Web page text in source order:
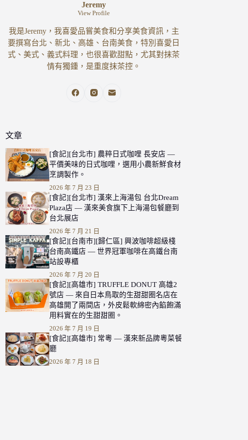
Jeremy
View Profile
我是Jeremy，我喜愛品嘗美食和分享美食資訊，主
要撰寫台北、新北、高雄、台南美食，特別喜愛日
式、美式、義式料理，也很喜歡甜點，尤其對抹茶
情有獨鍾，是重度抹茶控。
文章
[食記][台北市] 農粹日式咖哩 長安店 —
平價美味的日式咖哩，選用小農新鮮食材
烹調製作。
2026 年 7 月 23 日
[食記][台北市] 漢來上海湯包 台北Dream
Plaza店 — 漢來美食旗下上海湯包餐廳到
台北展店
2026 年 7 月 21 日
[食記][台南市][歸仁區] 興波咖啡超級棧
台南高鐵店 — 世界冠軍咖啡在高鐵台南
站設專櫃
2026 年 7 月 20 日
[食記][高雄市] TRUFFLE DONUT 高雄2
號店 — 來自日本鳥取的生甜甜圈名店在
高雄開了兩間店，外皮鬆軟綿密內餡飽滿
用料實在的生甜甜圈。
2026 年 7 月 19 日
[食記][高雄市] 常粵 — 漢來新品牌粵菜餐
廳
2026 年 7 月 18 日